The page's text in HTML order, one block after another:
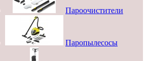
Пароочистители
Паропылесосы